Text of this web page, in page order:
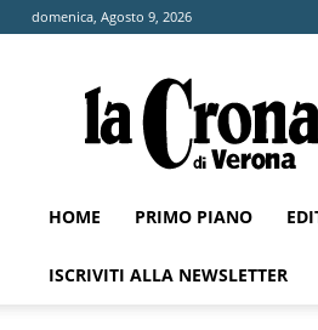
domenica, Agosto 9, 2026
Cronaca
di
Verona
HOME PRIMO PIANO
ISCRIVITI ALLA NEWSLETTER